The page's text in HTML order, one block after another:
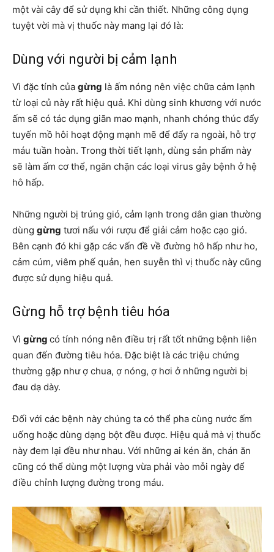
một vài cây để sử dụng khi cần thiết. Những công dụng
tuyệt vời mà vị thuốc này mang lại đó là:
Dùng với người bị cảm lạnh
Vì đặc tính của gừng là ấm nóng nên việc chữa cảm lạnh
từ loại củ này rất hiệu quả. Khi dùng sinh khương với nước
ấm sẽ có tác dụng giãn mao mạnh, nhanh chóng thúc đẩy
tuyến mồ hôi hoạt động mạnh mẽ để đẩy ra ngoài, hỗ trợ
máu tuần hoàn. Trong thời tiết lạnh, dùng sản phẩm này
sẽ làm ấm cơ thể, ngăn chặn các loại virus gây bệnh ở hệ
hô hấp.
Những người bị trúng gió, cảm lạnh trong dân gian thường
dùng gừng tươi nấu với rượu để giải cảm hoặc cạo gió.
Bên cạnh đó khi gặp các vấn đề về đường hô hấp như ho,
cảm cúm, viêm phế quản, hen suyễn thì vị thuốc này cũng
được sử dụng hiệu quả.
Gừng hỗ trợ bệnh tiêu hóa
Vì gừng có tính nóng nên điều trị rất tốt những bệnh liên
quan đến đường tiêu hóa. Đặc biệt là các triệu chứng
thường gặp như ợ chua, ợ nóng, ợ hơi ở những người bị
đau dạ dày.
Đối với các bệnh này chúng ta có thể pha cùng nước ấm
uống hoặc dùng dạng bột đều được. Hiệu quả mà vị thuốc
này đem lại đều như nhau. Với những ai kén ăn, chán ăn
cũng có thể dùng một lượng vừa phải vào mỗi ngày để
điều chỉnh lượng đường trong máu.